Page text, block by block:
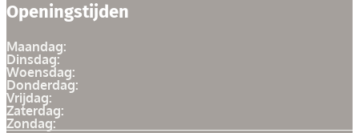
Openingstijden
Maandag:
Dinsdag:
Woensdag:
Donderdag:
Vrijdag:
Zaterdag:
Zondag: